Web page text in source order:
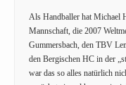
Als Handballer hat Michael
Mannschaft, die 2007
Gummersbach, den TBV
den Bergischen HC in der
war das so alles natürlich